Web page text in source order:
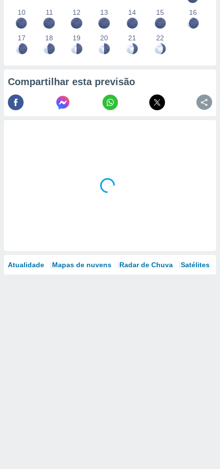
10 11 12 13 14 15 16
17 18 19 20 21 22
Compartilhar esta previsão
Atualidade Mapas de nuvens Radar de Chuva Satélites